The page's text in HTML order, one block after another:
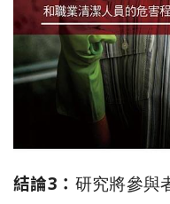
結論3： 研究將參與